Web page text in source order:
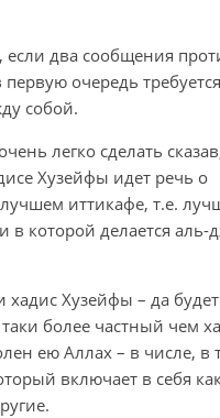
если два сообщения
первую очередь
собой.
легко сделать
Хузейфы идет речь о
иттикафе, т.е.
в которой делается аль-
хадис Хузейфы – да
более частный чем
ею Аллах – в числе, в
включает в себя